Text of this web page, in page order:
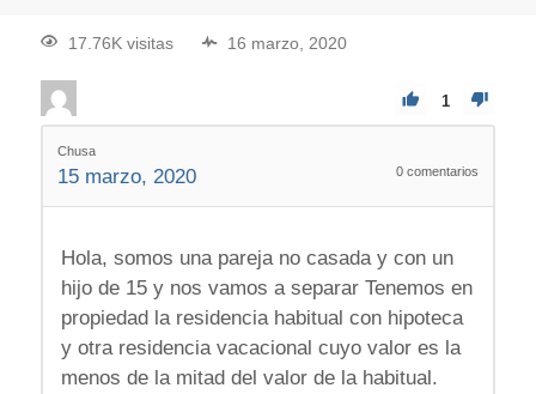
17.76K visitas 16 marzo, 2020
1
Chusa
15 marzo, 2020 0 comentarios
Hola, somos una pareja no casada y con un
hijo de 15 y nos vamos a separar Tenemos en
propiedad la residencia habitual con hipoteca
y otra residencia vacacional cuyo valor es la
menos de la mitad del valor de la habitual.